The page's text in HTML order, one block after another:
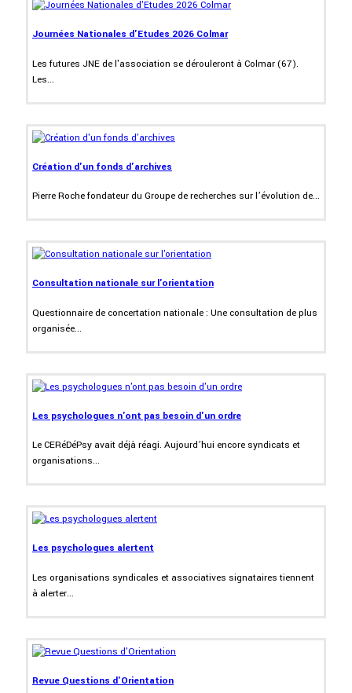
Journées Nationales d'Etudes 2026 Colmar
Les futures JNE de l'association se dérouleront à Colmar (67).
Les...
Création d'un fonds d'archives
Pierre Roche fondateur du Groupe de recherches sur l’évolution de...
Consultation nationale sur l'orientation
Questionnaire de concertation nationale : Une consultation de plus
organisée...
Les psychologues n'ont pas besoin d'un ordre
Le CERéDéPsy avait déjà réagi. Aujourd’hui encore syndicats et
organisations...
Les psychologues alertent
Les organisations syndicales et associatives signataires tiennent
à alerter...
Revue Questions d'Orientation